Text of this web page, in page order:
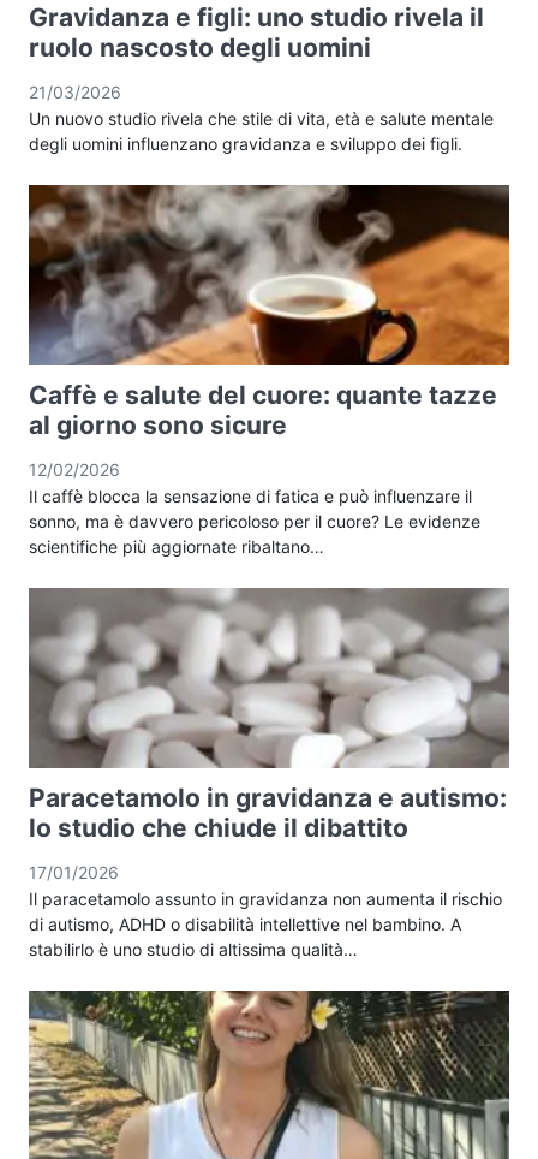
Gravidanza e figli: uno studio rivela il
ruolo nascosto degli uomini
21/03/2026
Un nuovo studio rivela che stile di vita, età e salute mentale
degli uomini influenzano gravidanza e sviluppo dei figli.
Caffè e salute del cuore: quante tazze
al giorno sono sicure
12/02/2026
Il caffè blocca la sensazione di fatica e può influenzare il
sonno, ma è davvero pericoloso per il cuore? Le evidenze
scientifiche più aggiornate ribaltano…
Paracetamolo in gravidanza e autismo:
lo studio che chiude il dibattito
17/01/2026
Il paracetamolo assunto in gravidanza non aumenta il rischio
di autismo, ADHD o disabilità intellettive nel bambino. A
stabilirlo è uno studio di altissima qualità…